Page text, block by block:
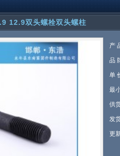
12.9双头螺栓双头螺柱
产
品
单
最
供
发
更